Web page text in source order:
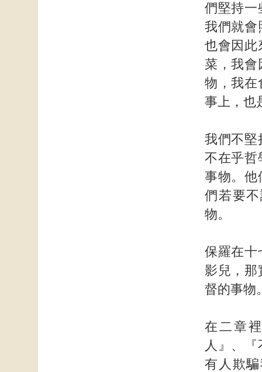
們堅持一
我們就會
也會因此
菜，我會
物，我在
事上，也
我們不堅
不在乎哲
事物。他
們若要
物。
保羅在十
影兒，那
督的事物
在二章
人』、
有人欺